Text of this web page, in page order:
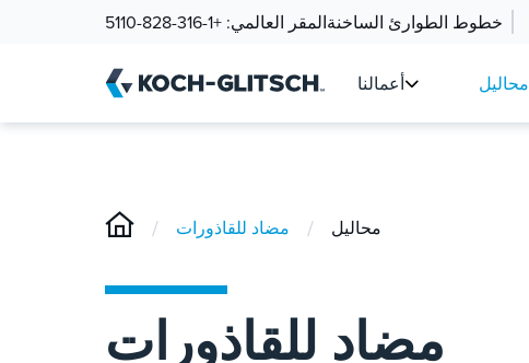
المقر العالمي: +1-316-828-5110 خطوط الطوارئ الساخنة
أعمالنا محاليل
/ محاليل / مضاد للقاذورات
مضاد للقاذورات